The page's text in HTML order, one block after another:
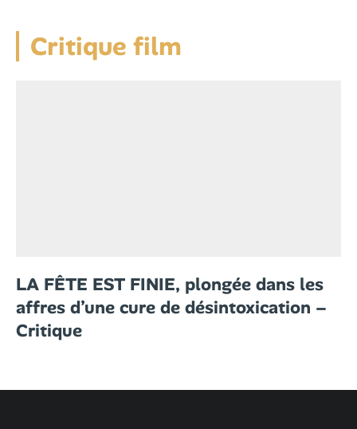
Critique film
LA FÊTE EST FINIE, plongée dans les
affres d’une cure de désintoxication –
Critique